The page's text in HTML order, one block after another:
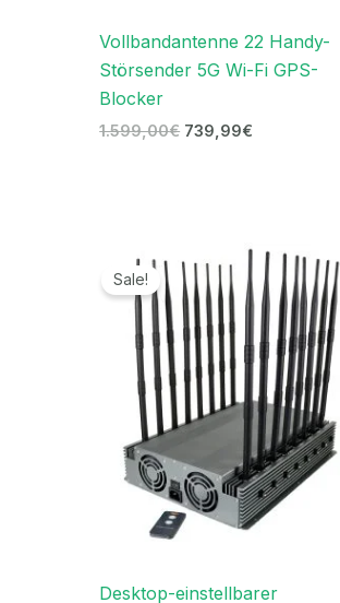
Vollbandantenne 22 Handy-
Störsender 5G Wi-Fi GPS-
Blocker
1.599,00€ 739,99€
Sale!
Desktop-einstellbarer
Ursprünglicher
Preis
war:
2.199,00€
Aktueller
Preis
ist:
1.599,99€.